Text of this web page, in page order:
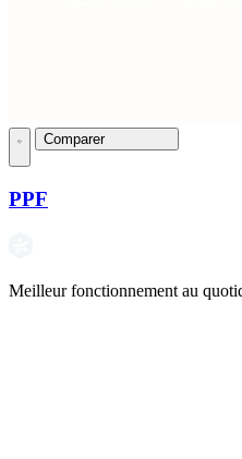
Comparer
PPF
Meilleur fonctionnement au